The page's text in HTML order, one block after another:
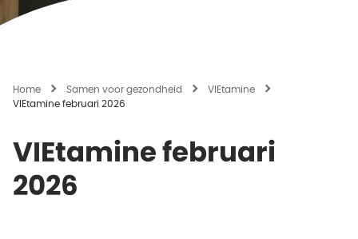
Home Samen voor gezondheid
VIEtamine
VIEtamine februari 2026
VIEtamine februari
2026